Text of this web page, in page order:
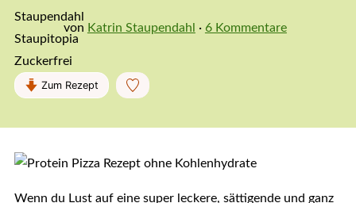
von Katrin Staupendahl · 6 Kommentare
Zum Rezept
Wenn du Lust auf eine super leckere, sättigende und ganz